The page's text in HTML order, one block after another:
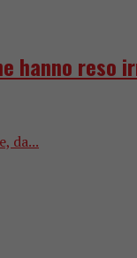
hanno reso
da...